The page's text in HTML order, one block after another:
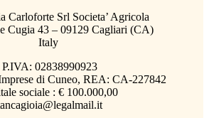
Carloforte Srl Societa’ Agricola
Cugia 43 – 09129 Cagliari (CA)
Italy
P.IVA: 02838990923
di Cuneo, REA: CA-227842
sociale : € 100.000,00